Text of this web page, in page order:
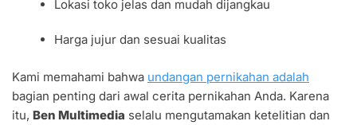
Lokasi toko jelas dan mudah dijangkau
Harga jujur dan sesuai kualitas
Kami memahami bahwa undangan pernikahan adalah
bagian penting dari awal cerita pernikahan Anda. Karena
itu, Ben Multimedia selalu mengutamakan ketelitian dan